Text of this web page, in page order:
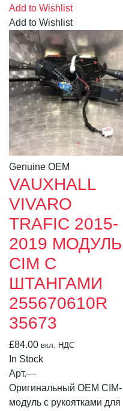
Add to Wishlist
Add to Wishlist
Genuine OEM
VAUXHALL
VIVARO
TRAFIC 2015-
2019 МОДУЛЬ
CIM С
ШТАНГАМИ
255670610R
35673
£84.00 вкл. НДС
In Stock
Арт.—
Оригинальный OEM CIM-
модуль с рукоятками для